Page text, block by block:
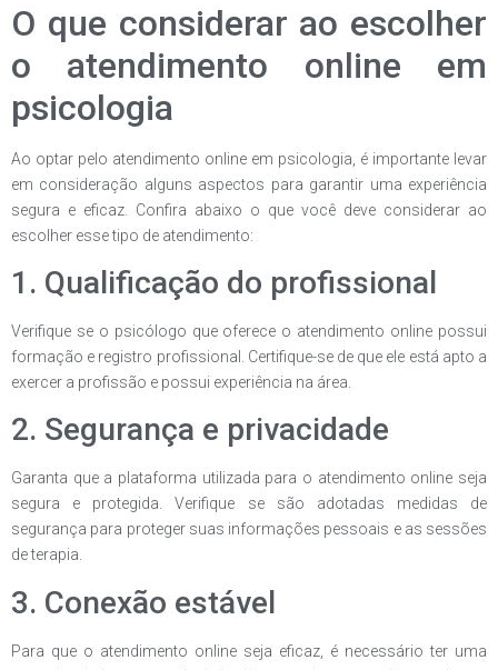
O que considerar ao escolher
o atendimento online em
psicologia
Ao optar pelo atendimento online em psicologia, é importante levar
em consideração alguns aspectos para garantir uma experiência
segura e eficaz. Confira abaixo o que você deve considerar ao
escolher esse tipo de atendimento:
1. Qualificação do profissional
Verifique se o psicólogo que oferece o atendimento online possui
formação e registro profissional. Certifique-se de que ele está apto a
exercer a profissão e possui experiência na área.
2. Segurança e privacidade
Garanta que a plataforma utilizada para o atendimento online seja
segura e protegida. Verifique se são adotadas medidas de
segurança para proteger suas informações pessoais e as sessões
de terapia.
3. Conexão estável
Para que o atendimento online seja eficaz, é necessário ter uma